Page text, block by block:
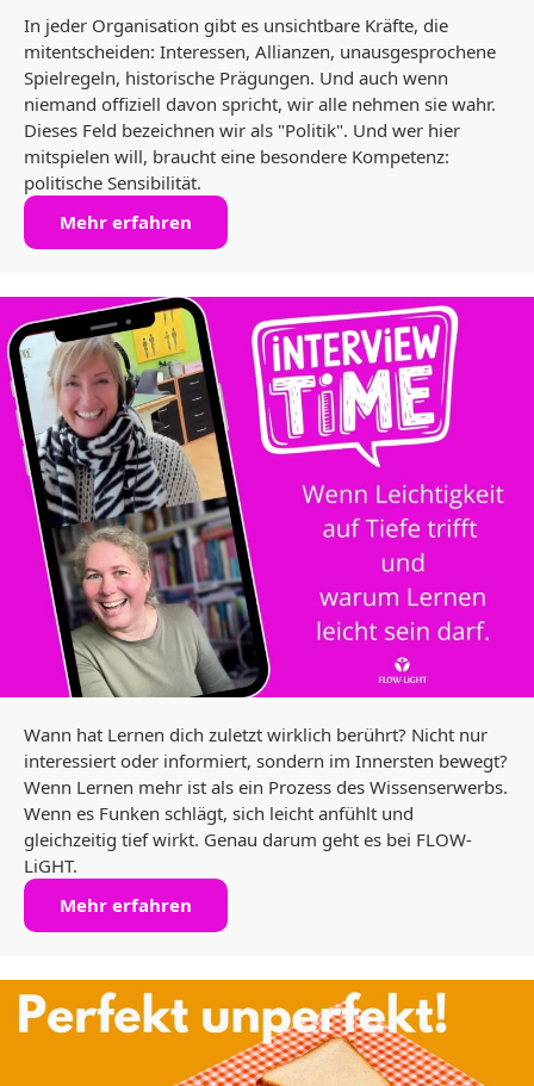
In jeder Organisation gibt es unsichtbare Kräfte, die
mitentscheiden: Interessen, Allianzen, unausgesprochene
Spielregeln, historische Prägungen. Und auch wenn
niemand offiziell davon spricht, wir alle nehmen sie wahr.
Dieses Feld bezeichnen wir als "Politik". Und wer hier
mitspielen will, braucht eine besondere Kompetenz:
politische Sensibilität.
Mehr erfahren
Wann hat Lernen dich zuletzt wirklich berührt? Nicht nur
interessiert oder informiert, sondern im Innersten bewegt?
Wenn Lernen mehr ist als ein Prozess des Wissenserwerbs.
Wenn es Funken schlägt, sich leicht anfühlt und
gleichzeitig tief wirkt. Genau darum geht es bei FLOW-
LiGHT.
Mehr erfahren